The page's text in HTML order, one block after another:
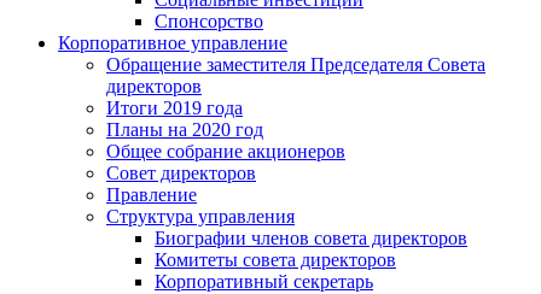
Спонсорство
Корпоративное управление
Обращение заместителя Председателя Совета
директоров
Итоги 2019 года
Планы на 2020 год
Общее собрание акционеров
Совет директоров
Правление
Структура управления
Биографии членов совета директоров
Комитеты совета директоров
Корпоративный секретарь